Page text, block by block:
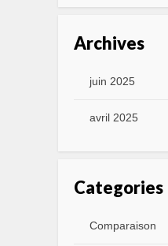
Archives
juin 2025
avril 2025
Categories
Comparaison